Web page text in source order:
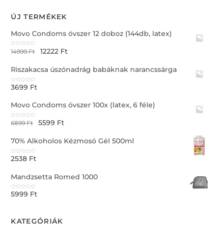
ÚJ TERMÉKEK
Movo Condoms óvszer 12 doboz (144db, latex)
R
a
d
0
o
u
t
o
14999Ft 12222 Ft
Riszakacsa úszónadrág babáknak narancssárga
R
a
d
0
o
u
t
o
3699 Ft
Movo Condoms óvszer 100x (latex, 6 féle)
R
a
d
0
o
u
t
o
6899Ft 5599 Ft
70% Alkoholos Kézmosó Gél 500ml
R
a
d
0
o
u
t
o
2538 Ft
Mandzsetta Romed 1000
R
a
o
u
5999 Ft
KATEGÓRIÁK